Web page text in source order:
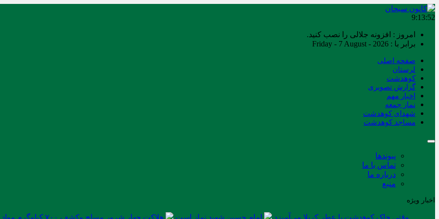
9:13:53
امروز : افزونه جلالی را نصب کنید.
برابر با : Friday - 7 August - 2026
صفحه اصلی
لرستان
کوهدشت
گزارش تصویری
اخبار مهم
نماز جمعه
شهدای کوهدشت
مساجد کوهدشت
پیوندها
تماس با ما
درباره ما
منبع
اخبار ویژه
وقتی خاک کوهدشت با عطر کربلا می‌آمیزد امام حسین شهید نماز است هلاکت چهار شرور مسلح وکشف ۷۰۰ کیلوگرم مواد مخدر